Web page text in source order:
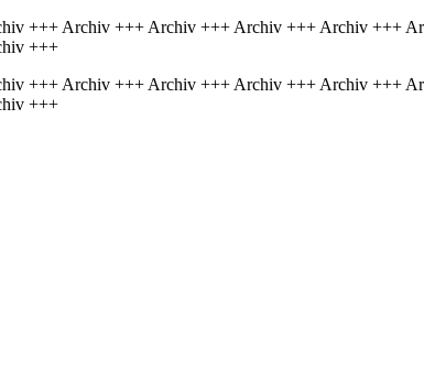
+++ Archiv +++ Archiv +++ Archiv +++ Archiv +++
+++
+++ Archiv +++ Archiv +++ Archiv +++ Archiv +++
+++